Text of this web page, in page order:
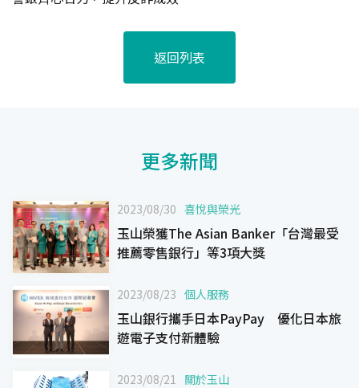
返回列表
更多新聞
2023/08/30 喜悅與榮光
玉山榮獲The Asian Banker「台灣最受
推薦零售銀行」等3項大獎
2023/08/23 個人服務
玉山銀行攜手日本PayPay 優化日本旅
遊電子支付新體驗
2023/08/21 關於玉山